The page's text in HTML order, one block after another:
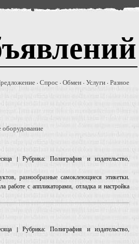
· Спрос · Обмен · Услуги · Разное
оборудование
| Рубрика: Полиграфия и издательство,
разнообразные самоклеющиеся этикетки.
работе с аппликаторами, отладка и настройка
| Рубрика: Полиграфия и издательство,